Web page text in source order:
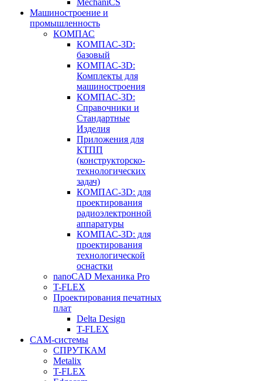
MechaniCS
Машиностроение и
промышленность
КОМПАС
КОМПАС-3D:
базовый
КОМПАС-3D:
Комплекты для
машиностроения
КОМПАС-3D:
Справочники и
Стандартные
Изделия
Приложения для
КТПП
(конструкторско-
технологических
задач)
КОМПАС-3D: для
проектирования
радиоэлектронной
аппаратуры
КОМПАС-3D: для
проектирования
технологической
оснастки
nanoCAD Механика Pro
T-FLEX
Проектирования печатных
плат
Delta Design
T-FLEX
CAM-системы
СПРУТКAM
Metalix
T-FLEX